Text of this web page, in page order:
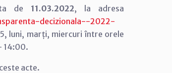
de 11.03.2022, la adresa
decizionala--2022-
luni, marți, miercuri între orele
14:00.
acte.